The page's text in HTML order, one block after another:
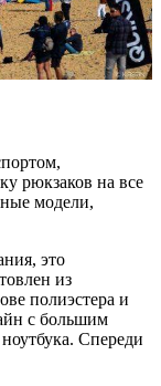
рюкзаков на все
модели,
это
из
полиэстера и
с большим
Спереди